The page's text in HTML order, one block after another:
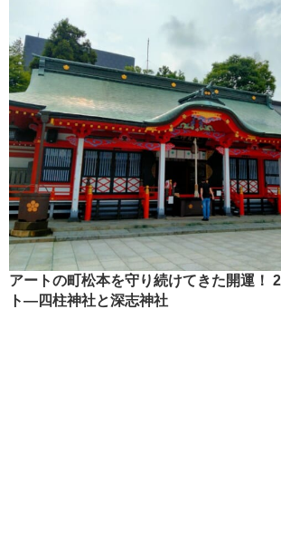
アートの町松本を守り続けてきた開運！
ト―四柱神社と深志神社